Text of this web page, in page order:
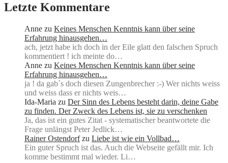
Letzte Kommentare
Anne zu Keines Menschen Kenntnis kann über seine
Erfahrung hinausgehen…
ach, jetzt habe ich doch in der Eile glatt den falschen Spruch
kommentiert ! ich meinte do…
Anne zu Keines Menschen Kenntnis kann über seine
Erfahrung hinausgehen…
ja ! da gab´s doch diesen Zungenbrecher :-) Wer nichts weiss
und weiss dass er nichts weis…
Ida-Maria zu Der Sinn des Lebens besteht darin, deine Gabe
zu finden. Der Zweck des Lebens ist, sie zu verschenken
Ja, das ist ein gutes Zitat - systematischer beantwortete die
Frage unlängst Peter Jedlick…
Rainer Ostendorf zu Liebe ist wie ein Vollbad…
Ein guter Spruch ist das. Auch die Webseite gefällt mir. Ich
komme bestimmt mal wieder. Li…